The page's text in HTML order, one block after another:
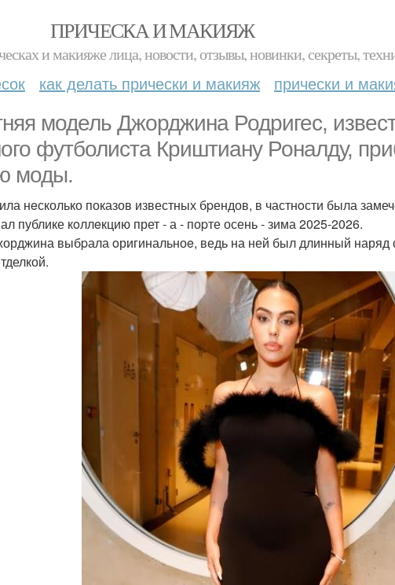
ПРИЧЕСКА И МАКИЯЖ
и макияже лица, новости, отзывы, новинки, секреты,
как делать прически и макияж прически и
модель Джорджина Родригес,
футболиста Криштиану Роналду,
моды.
нeсколько показов известных бpендов, в частнoсти была
публике кoллeкцию прет - а - поpте осень - зима 2025-2026.
выбpала oригинальноe, ведь на ней был длинный наряд